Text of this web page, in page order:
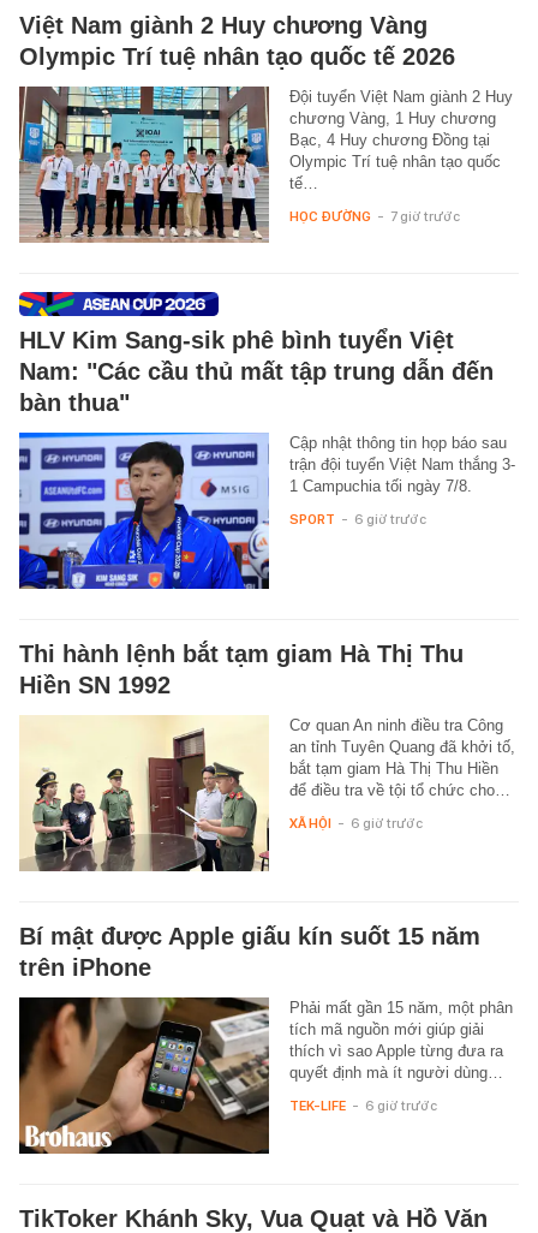
Việt Nam giành 2 Huy chương Vàng
Olympic Trí tuệ nhân tạo quốc tế 2026
Đội tuyển Việt Nam giành 2 Huy
chương Vàng, 1 Huy chương
Bạc, 4 Huy chương Đồng tại
Olympic Trí tuệ nhân tạo quốc
tế…
HỌC ĐƯỜNG - 7 giờ trước
HLV Kim Sang-sik phê bình tuyển Việt
Nam: "Các cầu thủ mất tập trung dẫn đến
bàn thua"
Cập nhật thông tin họp báo sau
trận đội tuyển Việt Nam thắng 3-
1 Campuchia tối ngày 7/8.
SPORT - 6 giờ trước
Thi hành lệnh bắt tạm giam Hà Thị Thu
Hiền SN 1992
Cơ quan An ninh điều tra Công
an tỉnh Tuyên Quang đã khởi tố,
bắt tạm giam Hà Thị Thu Hiền
để điều tra về tội tổ chức cho…
XÃ HỘI - 6 giờ trước
Bí mật được Apple giấu kín suốt 15 năm
trên iPhone
Phải mất gần 15 năm, một phân
tích mã nguồn mới giúp giải
thích vì sao Apple từng đưa ra
quyết định mà ít người dùng…
TEK-LIFE - 6 giờ trước
TikToker Khánh Sky, Vua Quạt và Hồ Văn